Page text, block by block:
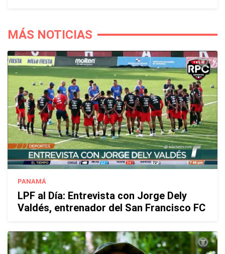
MÁS NOTICIAS
PANAMÁ
LPF al Día: Entrevista con Jorge Dely
Valdés, entrenador del San Francisco FC